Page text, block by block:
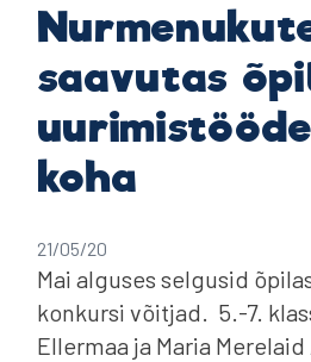
saavutas
koha
21/05/20
Mai alguses selgusid
konkursi võitjad. 5.-7.
Ellermaa ja Maria